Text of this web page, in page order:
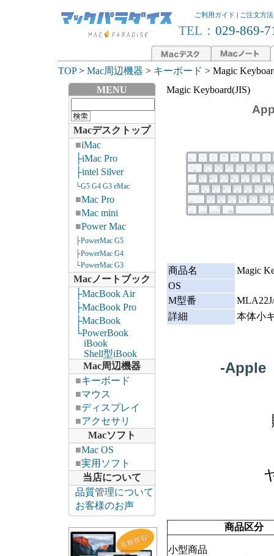
ご利用ガイド | ご注文方法
TEL： 029-869-
TOP> Mac周辺機器 > キーボード > Magic
MENU
Macデスクトップ
■iMac
├iMac Pro
├intel Silver
└G5 G4 G3 eMac
■Mac Pro
■Mac mini
■Power Mac
├PowerMac G5
├PowerMac G4
└PowerMac G3
Macノートブック
├MacBook Air
├MacBook Pro
├MacBook
└PowerBook
iBook
Shell型iBook
Mac周辺機器
■キーボード
■マウス
■ディスプレイ
■アクセサリ
Macソフト
■Mac OS
■実用ソフト
当店について
品質管理について
お客様のお声
Magic Keyboard(JIS)
商品名
Magic
OS
M型番
詳細
本体小
-Apple
商品区分
小型商品